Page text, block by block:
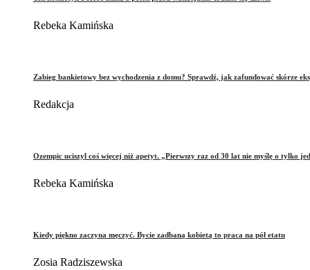
Rebeka Kamińska
Zabieg bankietowy bez wychodzenia z domu? Sprawdź, jak zafundować skórze
Redakcja
Ozempic uciszył coś więcej niż apetyt. „Pierwszy raz od 30 lat nie myślę o tylko
Rebeka Kamińska
Kiedy piękno zaczyna męczyć. Bycie zadbaną kobietą to praca na pół etatu
Zosia Radziszewska